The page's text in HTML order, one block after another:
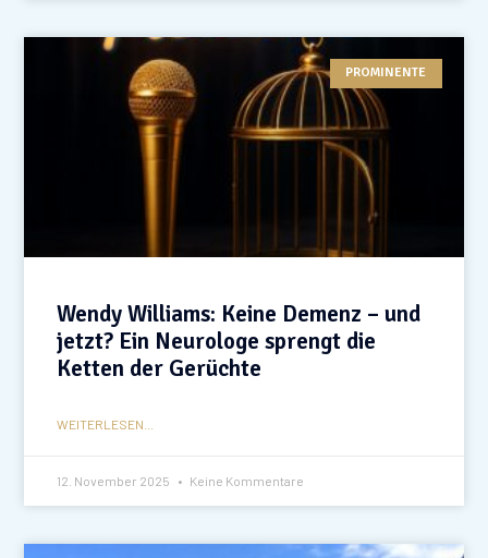
PROMINENTE
Wendy Williams: Keine Demenz – und
jetzt? Ein Neurologe sprengt die
Ketten der Gerüchte
WEITERLESEN...
12. November 2025 Keine Kommentare